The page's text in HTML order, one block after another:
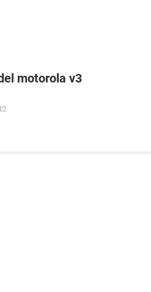
motorola v3